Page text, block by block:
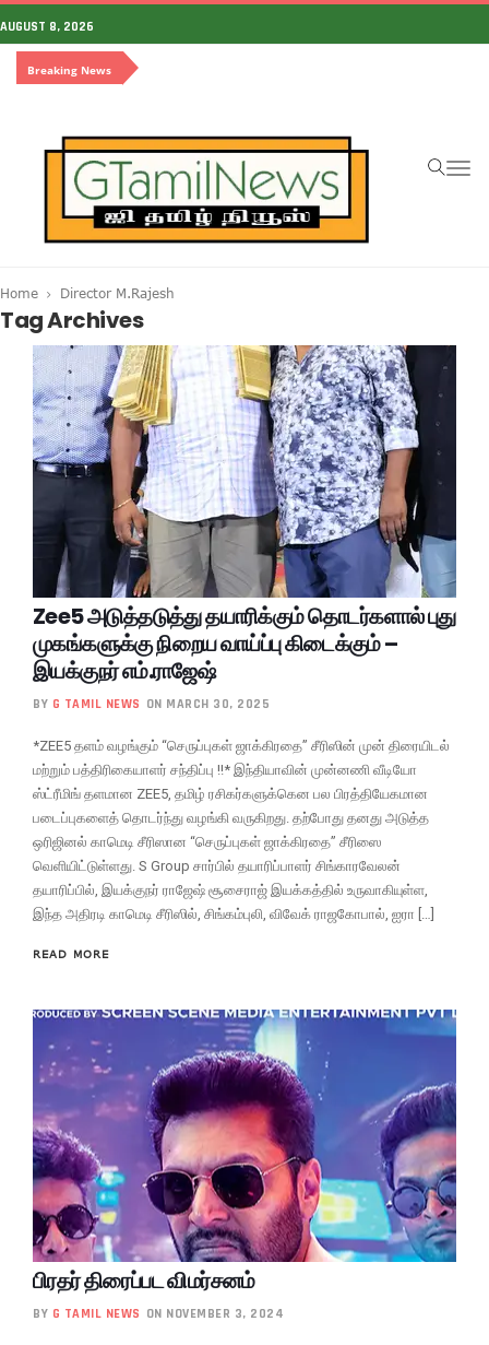
AUGUST 8, 2026
Breaking News
Home Director M.Rajesh
Tag Archives
Zee5 அடுத்தடுத்து தயாரிக்கும் தொடர்களால் புது
முகங்களுக்கு நிறைய வாய்ப்பு கிடைக்கும் –
இயக்குநர் எம்.ராஜேஷ்
BY G TAMIL NEWS ON MARCH 30, 2025
*ZEE5 தளம் வழங்கும் “செருப்புகள் ஜாக்கிரதை” சீரிஸின் முன் திரையிடல்
மற்றும் பத்திரிகையாளர் சந்திப்பு !!* இந்தியாவின் முன்னணி வீடியோ
ஸ்ட்ரீமிங் தளமான ZEE5, தமிழ் ரசிகர்களுக்கென பல பிரத்தியேகமான
படைப்புகளைத் தொடர்ந்து வழங்கி வருகிறது. தற்போது தனது அடுத்த
ஒரிஜினல் காமெடி சீரிஸான “செருப்புகள் ஜாக்கிரதை” சீரிஸை
வெளியிட்டுள்ளது. S Group சார்பில் தயாரிப்பாளர் சிங்காரவேலன்
தயாரிப்பில், இயக்குநர் ராஜேஷ் சூசைராஜ் இயக்கத்தில் உருவாகியுள்ள,
இந்த அதிரடி காமெடி சீரிஸில், சிங்கம்புலி, விவேக் ராஜகோபால், ஐரா […]
READ MORE
பிரதர் திரைப்பட விமர்சனம்
BY G TAMIL NEWS ON NOVEMBER 3, 2024